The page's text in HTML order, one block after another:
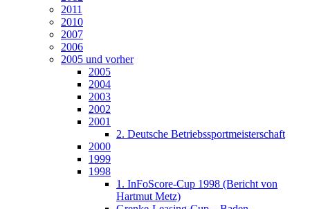
2011
2010
2007
2006
2005 und vorher
2005
2004
2003
2002
2001
2. Deutsche Betriebssportmeisterschaft
2000
1999
1998
1. InFoScore-Cup 1998 (Bericht von
Hartmut Metz)